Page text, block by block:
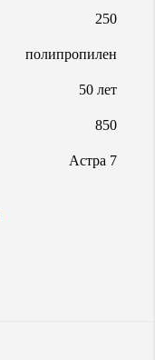
250
полипропилен
50 лет
850
Астра 7